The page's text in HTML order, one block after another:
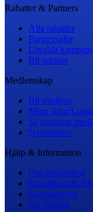
Rabatter & Partners
Alla rabatter
Partnersidor
Utvalda
Bli partner
Medlemskap
Bli medlem
Mina sidor/
Så fungerar
Nyhetsbrev
Hjälp & Information
Om Seniordeal
Kundtjänst &
Kontakta oss
För företag